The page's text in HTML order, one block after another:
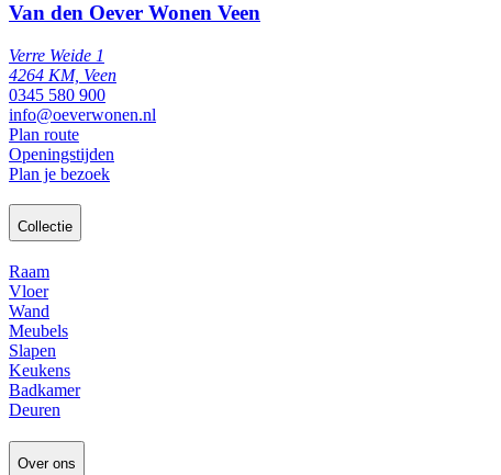
Van den Oever Wonen Veen
Verre Weide 1
4264 KM, Veen
0345 580 900
info@oeverwonen.nl
Plan route
Openingstijden
Plan je bezoek
Collectie
Raam
Vloer
Wand
Meubels
Slapen
Keukens
Badkamer
Deuren
Over ons